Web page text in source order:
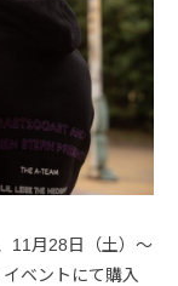
11月28日（土）〜
ベントにて購入